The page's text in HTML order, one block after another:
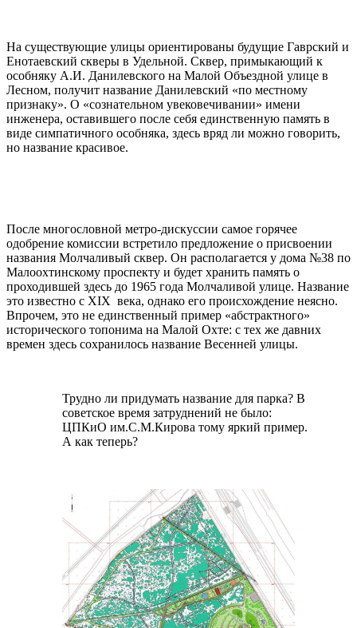
На существующие улицы ориентированы будущие Гаврский и
Енотаевский скверы в Удельной. Сквер, примыкающий к
особняку А.И. Данилевского на Малой Объездной улице в
Лесном, получит название Данилевский «по местному
признаку». О «сознательном увековечивании» имени
инженера, оставившего после себя единственную память в
виде симпатичного особняка, здесь вряд ли можно говорить,
но название красивое.
После многословной метро-дискуссии самое горячее
одобрение комиссии встретило предложение о присвоении
названия Молчаливый сквер. Он располагается у дома №38 по
Малоохтинскому проспекту и будет хранить память о
проходившей здесь до 1965 года Молчаливой улице. Название
это известно с XIX века, однако его происхождение неясно.
Впрочем, это не единственный пример «абстрактного»
исторического топонима на Малой Охте: с тех же давних
времен здесь сохранилось название Весенней улицы.
Трудно ли придумать название для парка? В
советское время затруднений не было:
ЦПКиО им.С.М.Кирова тому яркий пример.
А как теперь?